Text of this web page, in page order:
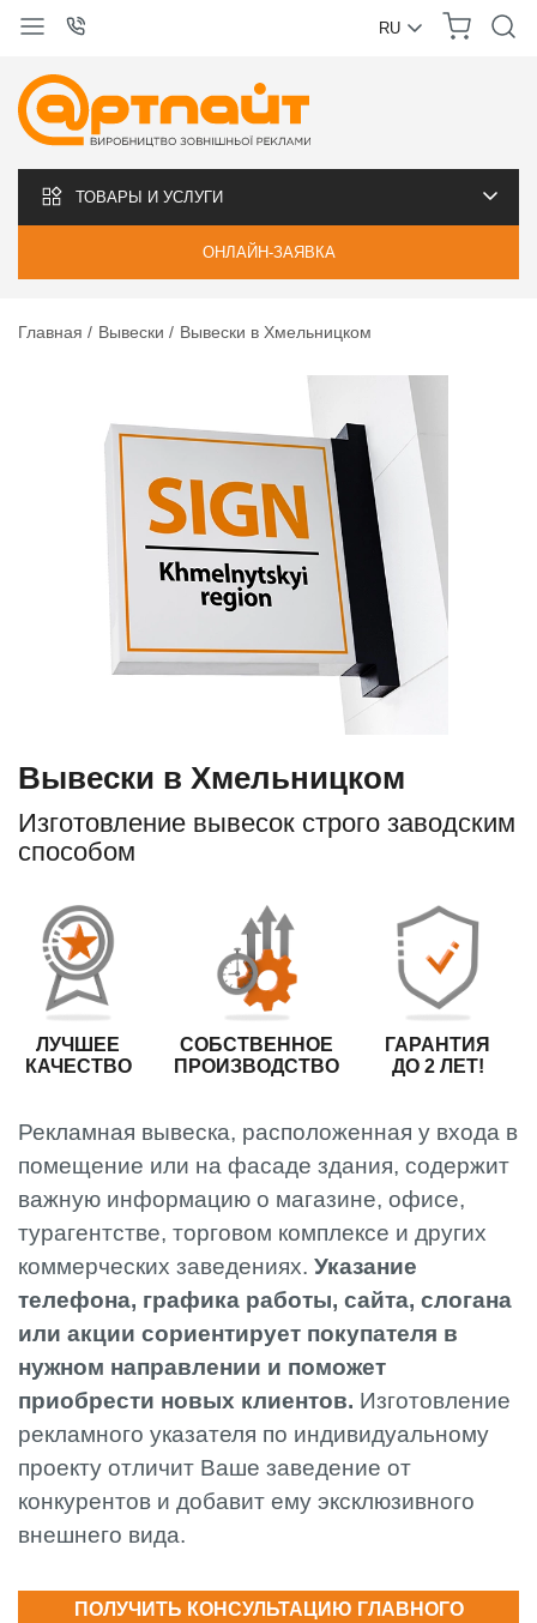
RU
ТОВАРЫ И УСЛУГИ
ОНЛАЙН-ЗАЯВКА
Главная Вывески Вывески в Хмельницком
Вывески в Хмельницком
Изготовление вывесок строго заводским
способом
ЛУЧШЕЕ
КАЧЕСТВО
СОБСТВЕННОЕ
ПРОИЗВОДСТВО
ГАРАНТИЯ
ДО 2 ЛЕТ!
Рекламная вывеска, расположенная у входа в
помещение или на фасаде здания, содержит
важную информацию о магазине, офисе,
турагентстве, торговом комплексе и других
коммерческих заведениях. Указание
телефона, графика работы, сайта, слогана
или акции сориентирует покупателя в
нужном направлении и поможет
приобрести новых клиентов. Изготовление
рекламного указателя по индивидуальному
проекту отличит Ваше заведение от
конкурентов и добавит ему эксклюзивного
внешнего вида.
ПОЛУЧИТЬ КОНСУЛЬТАЦИЮ ГЛАВНОГО